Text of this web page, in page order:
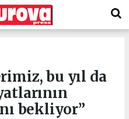
bu yıl da
bekliyor”